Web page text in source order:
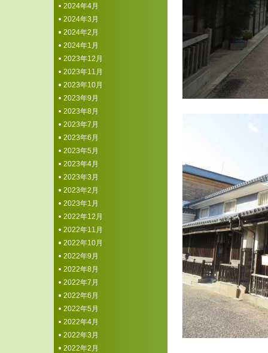
2024年4月
2024年3月
2024年2月
2024年1月
2023年12月
2023年11月
2023年10月
2023年9月
2023年8月
2023年7月
2023年6月
2023年5月
2023年4月
2023年3月
2023年2月
2023年1月
2022年12月
2022年11月
2022年10月
2022年9月
2022年8月
2022年7月
2022年6月
2022年5月
2022年4月
2022年3月
2022年2月